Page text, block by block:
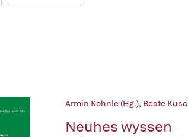
Armin Kohnle (Hg.), Beate
Neuhes wyssen